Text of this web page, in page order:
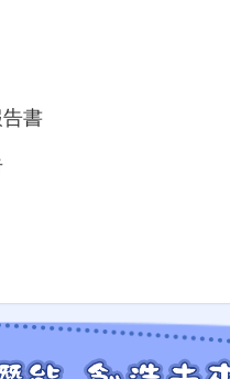
書